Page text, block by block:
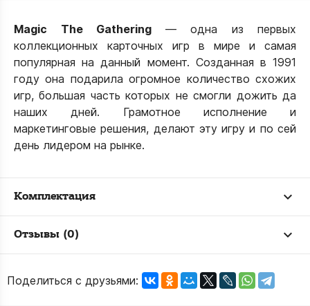
Magic The Gathering — одна из первых
коллекционных карточных игр в мире и самая
популярная на данный момент. Созданная в 1991
году она подарила огромное количество схожих
игр, большая часть которых не смогли дожить да
наших дней. Грамотное исполнение и
маркетинговые решения, делают эту игру и по сей
день лидером на рынке.
Комплектация
Отзывы (0)
Поделиться с друзьями: